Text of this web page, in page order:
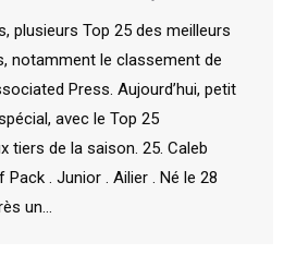
plusieurs Top 25 des meilleurs
notamment le classement de
Press. Aujourd’hui, petit
avec le Top 25
tiers de la saison. 25. Caleb
Pack . Junior . Ailier . Né le 28
un…